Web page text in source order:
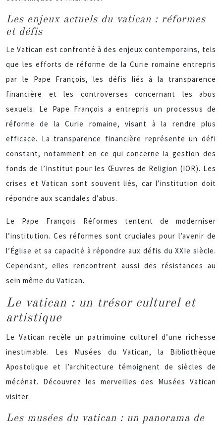
Les enjeux actuels du vatican : réformes
et défis
Le Vatican est confronté à des enjeux contemporains, tels
que les efforts de réforme de la Curie romaine entrepris
par le Pape François, les défis liés à la transparence
financière et les controverses concernant les abus
sexuels. Le Pape François a entrepris un processus de
réforme de la Curie romaine, visant à la rendre plus
efficace. La transparence financière représente un défi
constant, notamment en ce qui concerne la gestion des
fonds de l’Institut pour les Œuvres de Religion (IOR). Les
crises et Vatican sont souvent liés, car l’institution doit
répondre aux scandales d’abus.
Le Pape François Réformes tentent de moderniser
l’institution. Ces réformes sont cruciales pour l’avenir de
l’Église et sa capacité à répondre aux défis du XXIe siècle.
Cependant, elles rencontrent aussi des résistances au
sein même du Vatican.
Le vatican : un trésor culturel et
artistique
Le Vatican recèle un patrimoine culturel d’une richesse
inestimable. Les Musées du Vatican, la Bibliothèque
Apostolique et l’architecture témoignent de siècles de
mécénat. Découvrez les merveilles des Musées Vatican
visiter.
Les musées du vatican : un panorama de